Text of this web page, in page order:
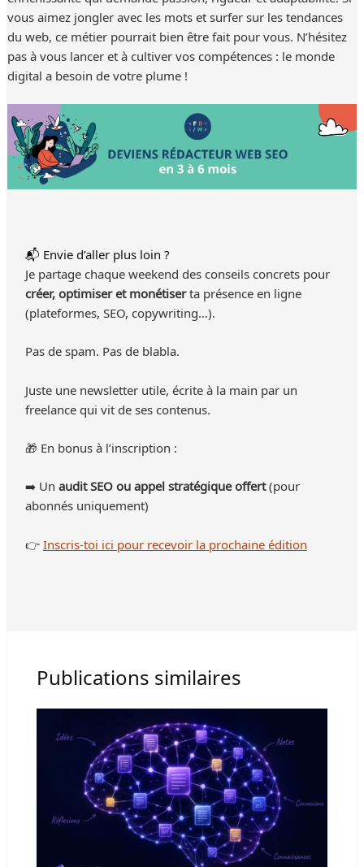
vous aimez jongler avec les mots et surfer sur les tendances
du web, ce métier pourrait bien être fait pour vous. N’hésitez
pas à vous lancer et à cultiver vos compétences : le monde
digital a besoin de votre plume !
📬 Envie d’aller plus loin ?
Je partage chaque weekend des conseils concrets pour
créer, optimiser et monétiserta présence en ligne
(plateformes, SEO, copywriting…).
Pas de spam. Pas de blabla.
Juste une newsletter utile, écrite à la main par un
freelance qui vit de ses contenus.
🎁 En bonus à l’inscription :
➡️ Unaudit SEO ou appel stratégique offert(pour
abonnés uniquement)
👉Inscris-toi ici pour recevoir la prochaine édition
Publications similaires